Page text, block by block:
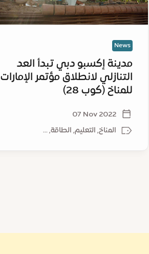
مؤتمر
الإمارات
(كوبNews
مدينة إكسبو دبي تبدأ العد
التنازلي لانطلاق مؤتمر الإمارات
للمناخ (كوب 28)
07 Nov 2022
المناخ, التعليم, الطاقة, ...